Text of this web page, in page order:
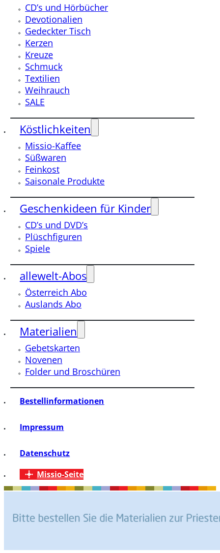
CD’s und Hörbücher
Devotionalien
Gedeckter Tisch
Kerzen
Kreuze
Schmuck
Textilien
Weihrauch
SALE
Köstlichkeiten
Missio-Kaffee
Süßwaren
Feinkost
Saisonale Produkte
Geschenkideen für Kinder
CD’s und DVD’s
Plüschfiguren
Spiele
allewelt-Abos
Österreich Abo
Auslands Abo
Materialien
Gebetskarten
Novenen
Folder und Broschüren
Bestellinformationen
Impressum
Datenschutz
Missio-Seite